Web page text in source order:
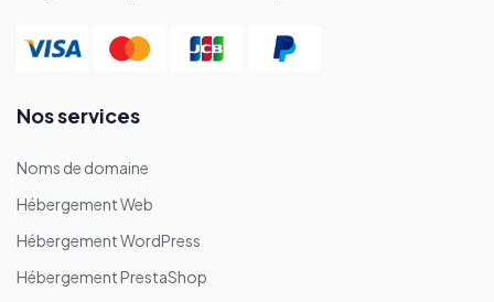
Nos services
Noms de domaine
Hébergement Web
Hébergement WordPress
Hébergement PrestaShop